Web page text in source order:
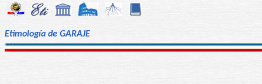
Etimología de GARAJE